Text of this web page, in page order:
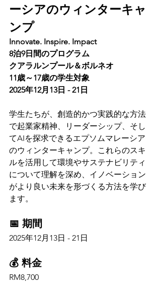
ーシアのウィンターキャ
ンプ
Innovate. Inspire. Impact
8泊9日間のプログラム
クアラルンプール＆ボルネオ
11歳～17歳の学生対象
2025年12月13日 - 21日
学生たちが、創造的かつ実践的な方法
で起業家精神、リーダーシップ、そし
てAIを探求できるエプソムマレーシア
のウィンターキャンプ。これらのスキ
ルを活用して環境やサステナビリティ
について理解を深め、イノベーション
がより良い未来を形づくる方法を学び
ます。
📅 期間
2025年12月13日 - 21日
💰 料金
RM8,700